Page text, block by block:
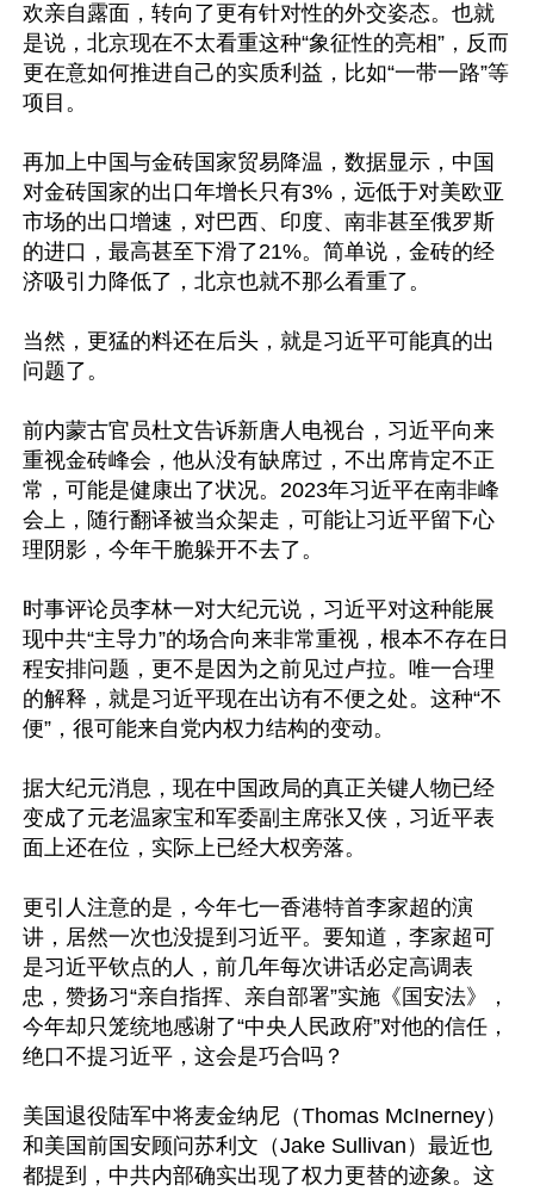
欢亲自露面，转向了更有针对性的外交姿态。也就
是说，北京现在不太看重这种“象征性的亮相”，反而
更在意如何推进自己的实质利益，比如“一带一路”等
项目。
再加上中国与金砖国家贸易降温，数据显示，中国
对金砖国家的出口年增长只有3%，远低于对美欧亚
市场的出口增速，对巴西、印度、南非甚至俄罗斯
的进口，最高甚至下滑了21%。简单说，金砖的经
济吸引力降低了，北京也就不那么看重了。
当然，更猛的料还在后头，就是习近平可能真的出
问题了。
前内蒙古官员杜文告诉新唐人电视台，习近平向来
重视金砖峰会，他从没有缺席过，不出席肯定不正
常，可能是健康出了状况。2023年习近平在南非峰
会上，随行翻译被当众架走，可能让习近平留下心
理阴影，今年干脆躲开不去了。
时事评论员李林一对大纪元说，习近平对这种能展
现中共“主导力”的场合向来非常重视，根本不存在日
程安排问题，更不是因为之前见过卢拉。唯一合理
的解释，就是习近平现在出访有不便之处。这种“不
便”，很可能来自党内权力结构的变动。
据大纪元消息，现在中国政局的真正关键人物已经
变成了元老温家宝和军委副主席张又侠，习近平表
面上还在位，实际上已经大权旁落。
更引人注意的是，今年七一香港特首李家超的演
讲，居然一次也没提到习近平。要知道，李家超可
是习近平钦点的人，前几年每次讲话必定高调表
忠，赞扬习“亲自指挥、亲自部署”实施《国安法》，
今年却只笼统地感谢了“中央人民政府”对他的信任，
绝口不提习近平，这会是巧合吗？
美国退役陆军中将麦金纳尼（Thomas McInerney）
和美国前国安顾问苏利文（Jake Sullivan）最近也
都提到，中共内部确实出现了权力更替的迹象。这